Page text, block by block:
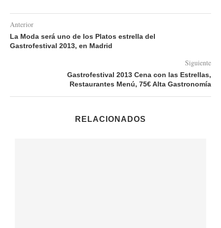
Anterior
La Moda será uno de los Platos estrella del
Gastrofestival 2013, en Madrid
Siguiente
Gastrofestival 2013 Cena con las Estrellas,
Restaurantes Menú, 75€ Alta Gastronomía
RELACIONADOS